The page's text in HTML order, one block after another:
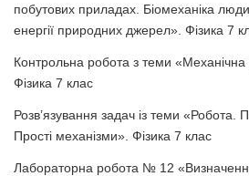
побутових приладах. Біомеханіка
енергії природних джерел». Фізика 7
Контрольна робота з теми «Механічна
Фізика 7 клас
Розв’язування задач із теми «Робота.
Прості механізми». Фізика 7 клас
Лабораторна робота № 12